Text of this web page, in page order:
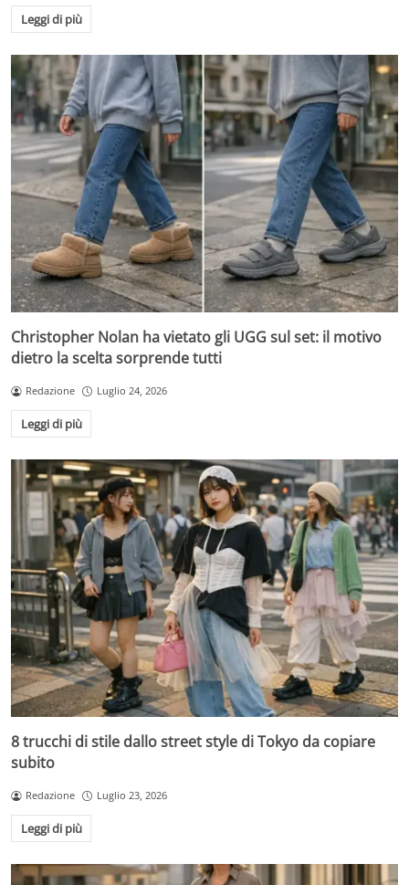
Leggi di più
Christopher Nolan ha vietato gli UGG sul set: il motivo
dietro la scelta sorprende tutti
Redazione Luglio 24, 2026
Leggi di più
8 trucchi di stile dallo street style di Tokyo da copiare
subito
Redazione Luglio 23, 2026
Leggi di più